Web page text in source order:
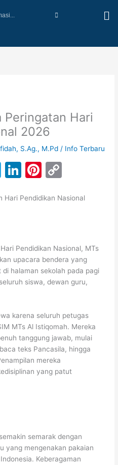
Peringatan Hari
2026
S.Ag., M.Pd / Info Terbaru
T
e
m
Li
k
n
Pi
er p
n
k
Hari Pendidikan Nasional
Hari Pendidikan Nasional, MTs
upacara bendera yang
halaman sekolah pada pagi
siswa, dewan guru,
karena seluruh petugas
MTs Al Istiqomah. Mereka
tanggung jawab, mulai
teks Pancasila, hingga
mereka
yang patut
semarak dengan
yang mengenakan pakaian
Keberagaman